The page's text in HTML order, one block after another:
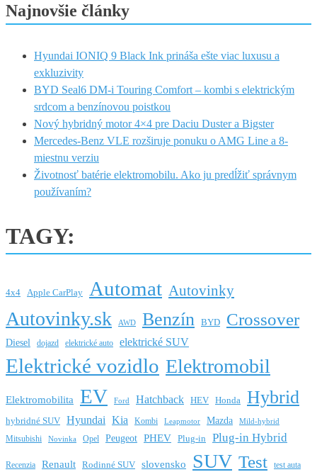
Najnovšie články
Hyundai IONIQ 9 Black Ink prináša ešte viac luxusu a
exkluzivity
BYD Seal6 DM-i Touring Comfort – kombi s elektrickým
srdcom a benzínovou poistkou
Nový hybridný motor 4×4 pre Daciu Duster a Bigster
Mercedes-Benz VLE rozširuje ponuku o AMG Line a 8-
miestnu verziu
Životnosť batérie elektromobilu. Ako ju predĺžiť správnym
používaním?
TAGY:
4x4 Apple CarPlay Automat Autovinky
Autovinky.sk AWD Benzín BYD Crossover
Diesel dojazd elektrické auto elektrické SUV
Elektrické vozidlo Elektromobil
Elektromobilita EV Ford Hatchback HEV Honda Hybrid
hybridné SUV Hyundai Kia Kombi Leapmotor Mazda Mild-hybrid
Mitsubishi Novinka Opel Peugeot PHEV Plug-in Plug-in Hybrid
Recenzia Renault Rodinné SUV slovensko SUV Test test auta